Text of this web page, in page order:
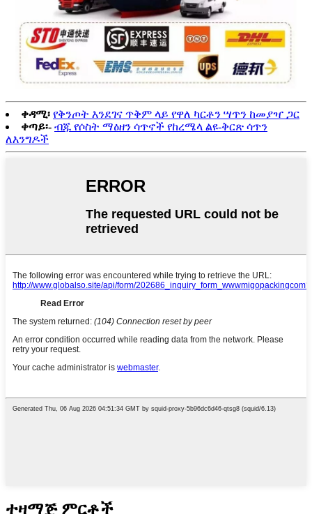
ቀዳሚ፡ የቅንጦት እንደገና ጥቅም ላይ የዋለ ካርቶን ሣጥን ከመያዣ ጋር
ቀጣይ፡- ብጁ የሶስት ማዕዘን ሳጥኖች የከረሜላ ልዩ-ቅርጽ ሳጥን
ለእንግዶች
ተዛማጅ ምርቶች